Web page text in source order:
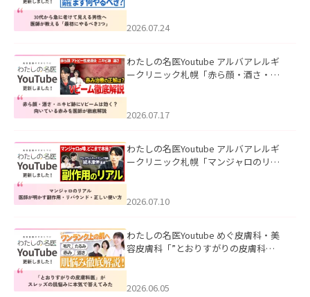
た。
2026.07.24
わたしの名医Youtube アルバアレルギ
ークリニック札幌「赤ら顔・酒さ・ニ
した。
2026.07.17
わたしの名医Youtube アルバアレルギ
ークリニック札幌「マンジャロのリア
た。
2026.07.10
わたしの名医Youtube めぐ皮膚科・美
容皮膚科「”とおりすがりの皮膚科
2026.06.05